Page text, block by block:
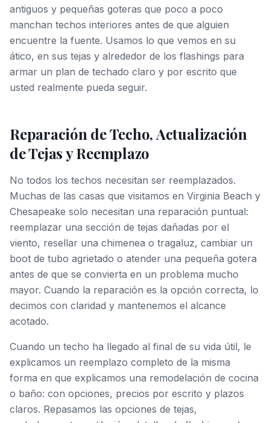
antiguos y pequeñas goteras que poco a poco
manchan techos interiores antes de que alguien
encuentre la fuente. Usamos lo que vemos en su
ático, en sus tejas y alrededor de los flashings para
armar un plan de techado claro y por escrito que
usted realmente pueda seguir.
Reparación de Techo, Actualización
de Tejas y Reemplazo
No todos los techos necesitan ser reemplazados.
Muchas de las casas que visitamos en Virginia Beach y
Chesapeake solo necesitan una reparación puntual:
reemplazar una sección de tejas dañadas por el
viento, resellar una chimenea o tragaluz, cambiar un
boot de tubo agrietado o atender una pequeña gotera
antes de que se convierta en un problema mucho
mayor. Cuando la reparación es la opción correcta, lo
decimos con claridad y mantenemos el alcance
acotado.
Cuando un techo ha llegado al final de su vida útil, le
explicamos un reemplazo completo de la misma
forma en que explicamos una remodelación de cocina
o baño: con opciones, precios por escrito y plazos
claros. Repasamos las opciones de tejas,